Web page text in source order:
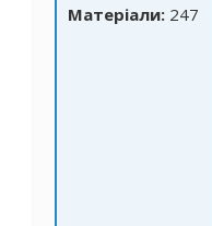
Матеріали: 247